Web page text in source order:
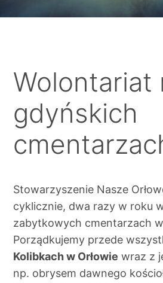
Wolontariat
gdyńskich
Stowarzyszenie Nasze
cyklicznie, dwa razy w roku
zabytkowych cmentarzach
Porządkujemy przede
Kolibkach w Orłowie wraz z
np. obrysem dawnego